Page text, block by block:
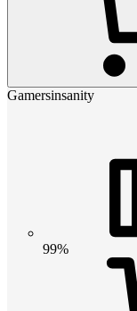
Gamersinsanity
99%